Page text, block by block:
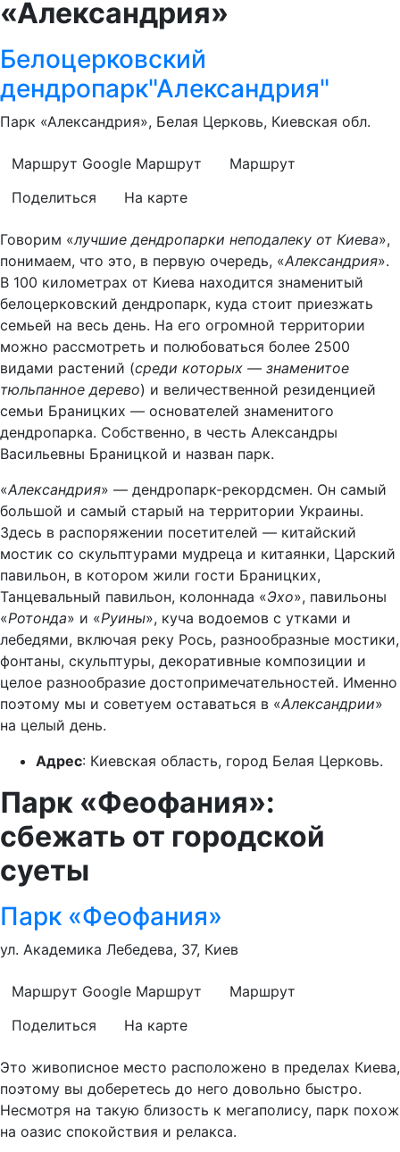
«Александрия»
Белоцерковский
дендропарк"Александрия"
Парк «Александрия», Белая Церковь, Киевская обл.
Маршрут Google Маршрут
Маршрут
Поделиться
На карте
Говорим «лучшие дендропарки неподалеку от Киева»,
понимаем, что это, в первую очередь, «Александрия».
В 100 километрах от Киева находится знаменитый
белоцерковский дендропарк, куда стоит приезжать
семьей на весь день. На его огромной территории
можно рассмотреть и полюбоваться более 2500
видами растений (среди которых — знаменитое
тюльпанное дерево) и величественной резиденцией
семьи Браницких — основателей знаменитого
дендропарка. Собственно, в честь Александры
Васильевны Браницкой и назван парк.
«Александрия» — дендропарк-рекордсмен. Он самый
большой и самый старый на территории Украины.
Здесь в распоряжении посетителей — китайский
мостик со скульптурами мудреца и китаянки, Царский
павильон, в котором жили гости Браницких,
Танцевальный павильон, колоннада «Эхо», павильоны
«Ротонда» и «Руины», куча водоемов с утками и
лебедями, включая реку Рось, разнообразные мостики,
фонтаны, скульптуры, декоративные композиции и
целое разнообразие достопримечательностей. Именно
поэтому мы и советуем оставаться в «Александрии»
на целый день.
Адрес: Киевская область, город Белая Церковь.
Парк «Феофания»:
сбежать от городской
суеты
Парк «Феофания»
ул. Академика Лебедева, 37, Киев
Маршрут Google Маршрут
Маршрут
Поделиться
На карте
Это живописное место расположено в пределах Киева,
поэтому вы доберетесь до него довольно быстро.
Несмотря на такую ​​близость к мегаполису, парк похож
на оазис спокойствия и релакса.